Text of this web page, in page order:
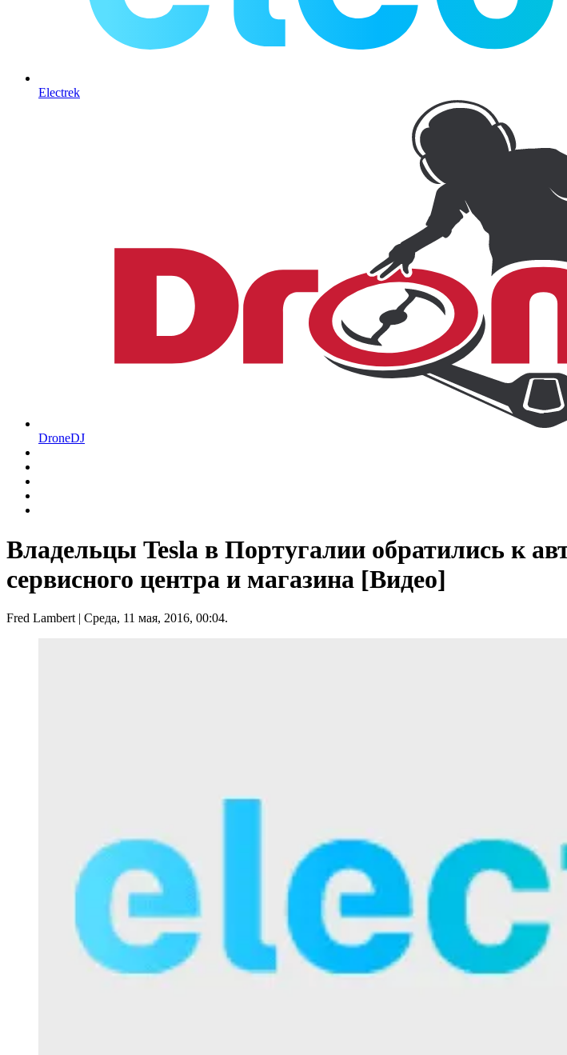
Electrek
DroneDJ
Владельцы Tesla в Португалии обратились к
сервисного центра и магазина [Видео]
Fred Lambert | Среда, 11 мая, 2016, 00:04.